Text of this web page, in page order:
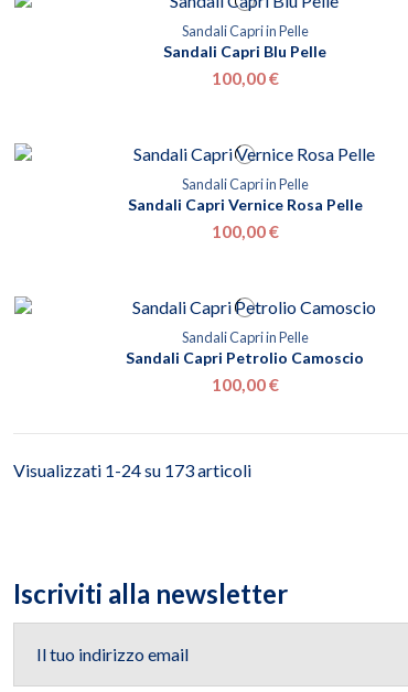
Sandali Capri in Pelle
Sandali Capri Blu Pelle
100,00 €
Sandali Capri in Pelle
Sandali Capri Vernice Rosa Pelle
100,00 €
Sandali Capri in Pelle
Sandali Capri Petrolio Camoscio
100,00 €
Visualizzati 1-24 su 173 articoli
Iscriviti alla newsletter